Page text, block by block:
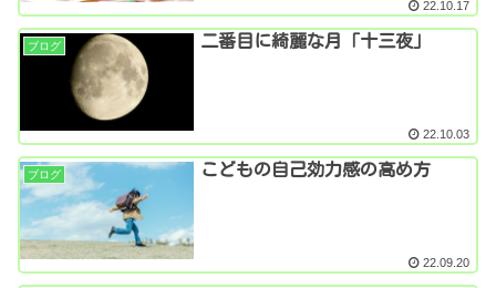
22.10.17
ブログ 二番目に綺麗な月「十三夜」
22.10.03
ブログ こどもの自己効力感の高め方
22.09.20